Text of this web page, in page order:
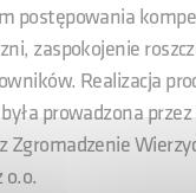
postępowania
zaspokojenie
Realizacja
prowadzona
Zgromadzenie
o.o.